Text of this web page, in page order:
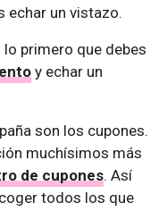
echar un vistazo.
primero que debes
y echar un
son los cupones.
muchísimos más
de cupones. Así
todos los que